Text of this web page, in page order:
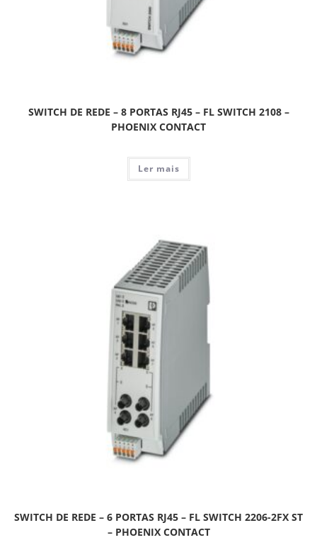
SWITCH DE REDE – 8 PORTAS RJ45 – FL SWITCH 2108 –
PHOENIX CONTACT
Ler mais
SWITCH DE REDE – 6 PORTAS RJ45 – FL SWITCH 2206-2FX ST
– PHOENIX CONTACT